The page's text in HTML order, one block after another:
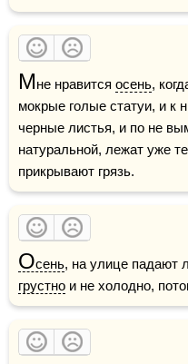
Мне нравится осень,
мокрые голые статуи, и к
черные листья, и по не
натуральной, лежат уже
прикрывают грязь.
Осень
грустно и не холодно,